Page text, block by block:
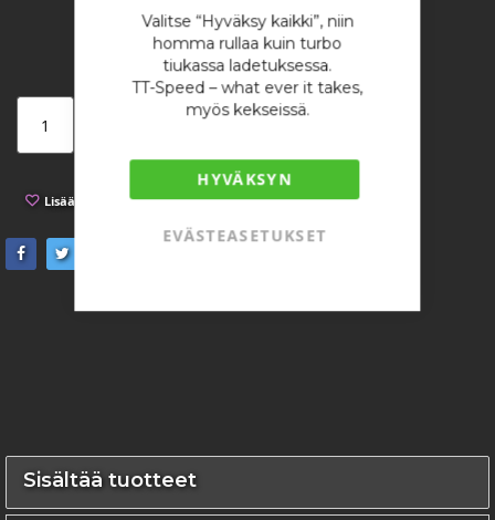
Valitse “Hyväksy kaikki”, niin
homma rullaa kuin turbo
tiukassa ladetuksessa.
TT-Speed – what ever it takes,
myös kekseissä.
HYVÄKSYN
EVÄSTEASETUKSET
Lisää ostoskoriin
Lisää toivelistaan Lisää vertailuun
Sisältää tuotteet